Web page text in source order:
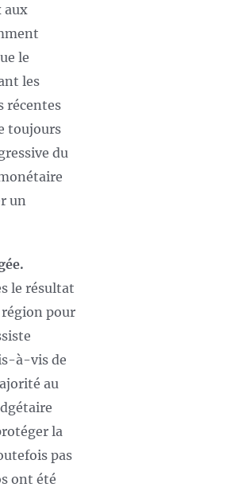
aux
le
les
récentes
toujours
du
un
le résultat
région pour
à-vis de
au
la
pas
ont été